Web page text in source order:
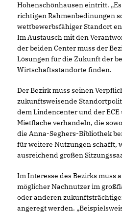
Hohenschönhausen eintritt.
richtigen Rahmenbedinungen
wettbewerbsfähiger Standort
Im Austausch mit den
der beiden Center muss der
Lösungen für die Zukunft der
Wirtschaftsstandorte finden.
Der Bezirk muss seinen
zukunftsweisende
dem Lindencenter und der
Mietfläche verhandeln, die
die Anna-Seghers-Bibliothek
für weitere Nutzungen schafft,
ausreichend großen
Im Interesse des Bezirks muss
möglicher Nachnutzer im
oder anderen
angeregt werden.